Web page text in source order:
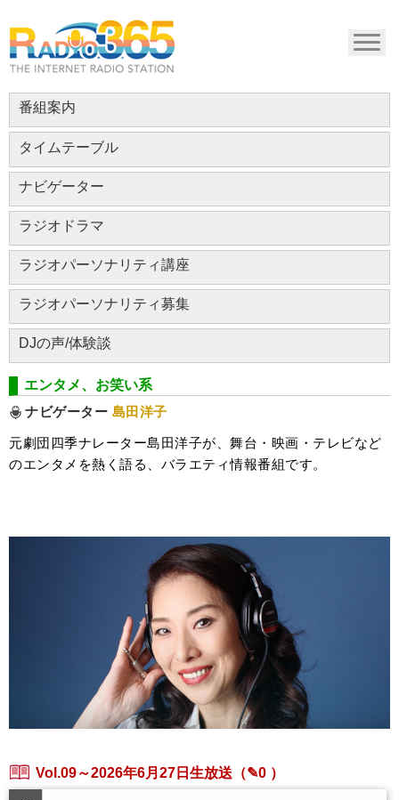
番組案内
タイムテーブル
ナビゲーター
ラジオドラマ
ラジオパーソナリティ講座
ラジオパーソナリティ募集
DJの声/体験談
エンタメ、お笑い系
ナビゲーター 島田洋子
元劇団四季ナレーター島田洋子が、舞台・映画・テレビなど
のエンタメを熱く語る、バラエティ情報番組です。
Vol.09～2026年6月27日生放送 （✎0 ）